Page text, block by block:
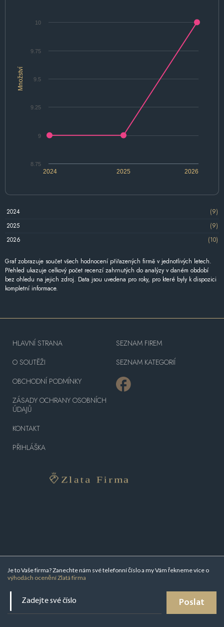
Množství
2024 2026
2025
8.75
9
9.25
9.5
9.75
10
2024
(9)
2025
(9)
2026
(10)
Graf zobrazuje součet všech hodnocení přiřazených firmě v jednotlivých letech.
Přehled ukazuje celkový počet recenzí zahrnutých do analýzy v daném období
bez ohledu na jejich zdroj. Data jsou uvedena pro roky, pro které byly k dispozici
kompletní informace.
Je to Vaše firma? Zanechte nám své telefonní číslo a my Vám řekneme více o
výhodách ocenění Zlatá firma
Poslat
HLAVNÍ STRANA
O SOUTĚŽI
OBCHODNÍ PODMÍNKY
ZÁSADY OCHRANY OSOBNÍCH
ÚDAJŮ
KONTAKT
PŘIHLÁŠKA
SEZNAM FIREM
SEZNAM KATEGORIÍ